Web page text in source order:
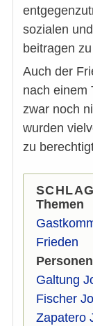
sozialen
beitragen
Auch der
nach einem
zwar noch
wurden
zu
Themen
Frieden
Personen
Galtung
Fischer
Zapatero